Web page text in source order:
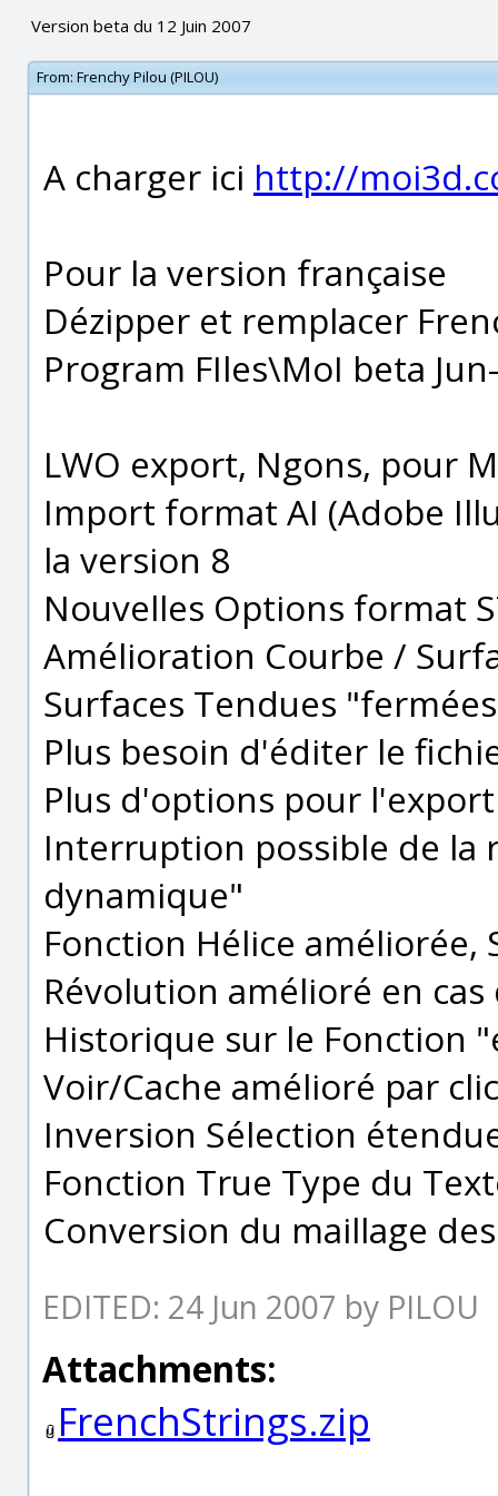
Version beta du 12 Juin 2007
From: Frenchy Pilou (PILOU)
A charger ici http://
Pour la version française
Dézipper et remplacer
Program FIles\MoI beta
LWO export, Ngons, pour
Import format AI (Adobe
la version 8
Nouvelles Options format
Amélioration Courbe /
Surfaces Tendues
Plus besoin d'éditer le
Plus d'options pour
Interruption possible de la
dynamique"
Fonction Hélice améliorée,
Révolution amélioré en
Historique sur le Fonction
Voir/Cache amélioré par
Inversion Sélection
Fonction True Type du
Conversion du maillage
EDITED: 24 Jun 2007 by PILOU
Attachments:
FrenchStrings.zip